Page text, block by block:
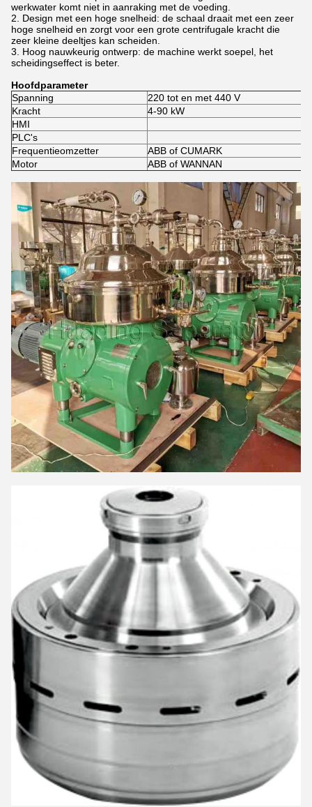
werkwater komt niet in aanraking met de voeding.
2. Design met een hoge snelheid: de schaal draait met een zeer
hoge snelheid en zorgt voor een grote centrifugale kracht die
zeer kleine deeltjes kan scheiden.
3. Hoog nauwkeurig ontwerp: de machine werkt soepel, het
scheidingseffect is beter.
Hoofdparameter
Spanning
220 tot en met 440 V
Kracht
4-90 kW
HMI
PLC's
Frequentieomzetter
ABB of CUMARK
Motor
ABB of WANNAN